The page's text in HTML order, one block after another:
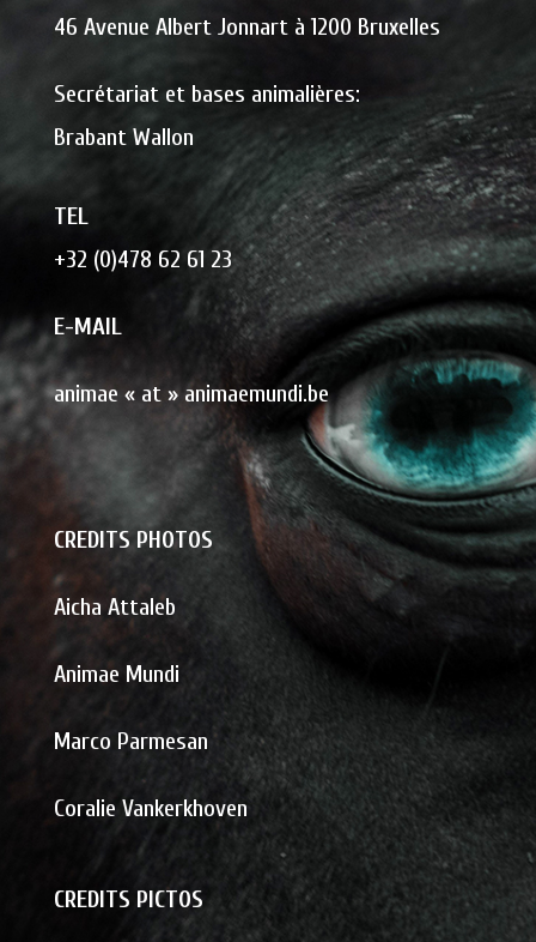
46 Avenue Albert Jonnart à 1200 Bruxelles
Secrétariat et bases animalières:
Brabant Wallon
TEL
+32 (0)478 62 61 23
E-MAIL
animae « at » animaemundi.be
CREDITS PHOTOS
Aicha Attaleb
Animae Mundi
Marco Parmesan
Coralie Vankerkhoven
CREDITS PICTOS